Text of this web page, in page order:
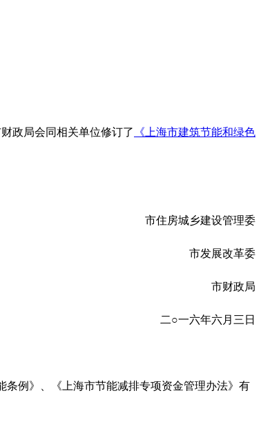
政局会同相关单位修订了
《上海市建筑节能和绿色
市住房城乡建设管理委
市发展改革委
市财政局
二○一六年六月三日
例》、《上海市节能减排专项资金管理办法》有